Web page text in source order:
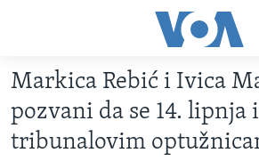
glavni
sadržaj
Pređi
na
VIDEO
Markica Rebić i Ivica
pozvani da se 14. lipnja
tribunalovim